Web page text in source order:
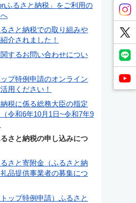
ふるさと納税」をご利用の
さと納税での取り組みや
介されました！
するお問い合わせについ
プ特例申請のオンライン
用ください！
税に係る総務大臣の指定
令和6年10月1日~令和7年9
さと納税の申し込みにつ
さと寄附金（ふるさと納
品提供事業者の募集につ
トップ特例申請）ふるさと